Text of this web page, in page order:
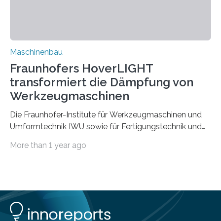
Maschinenbau
Fraunhofers HoverLIGHT
transformiert die Dämpfung von
Werkzeugmaschinen
Die Fraunhofer-Institute für Werkzeugmaschinen und
Umformtechnik IWU sowie für Fertigungstechnik und
Durchbruch in der Materialforschung erzielt: Der
partikelgefüllten Hohlkugeln erreicht HoverLIGHT einen
bisher unerreichten Eigenschaftsmix aus Leichtigkeit,
More than 1 year ago